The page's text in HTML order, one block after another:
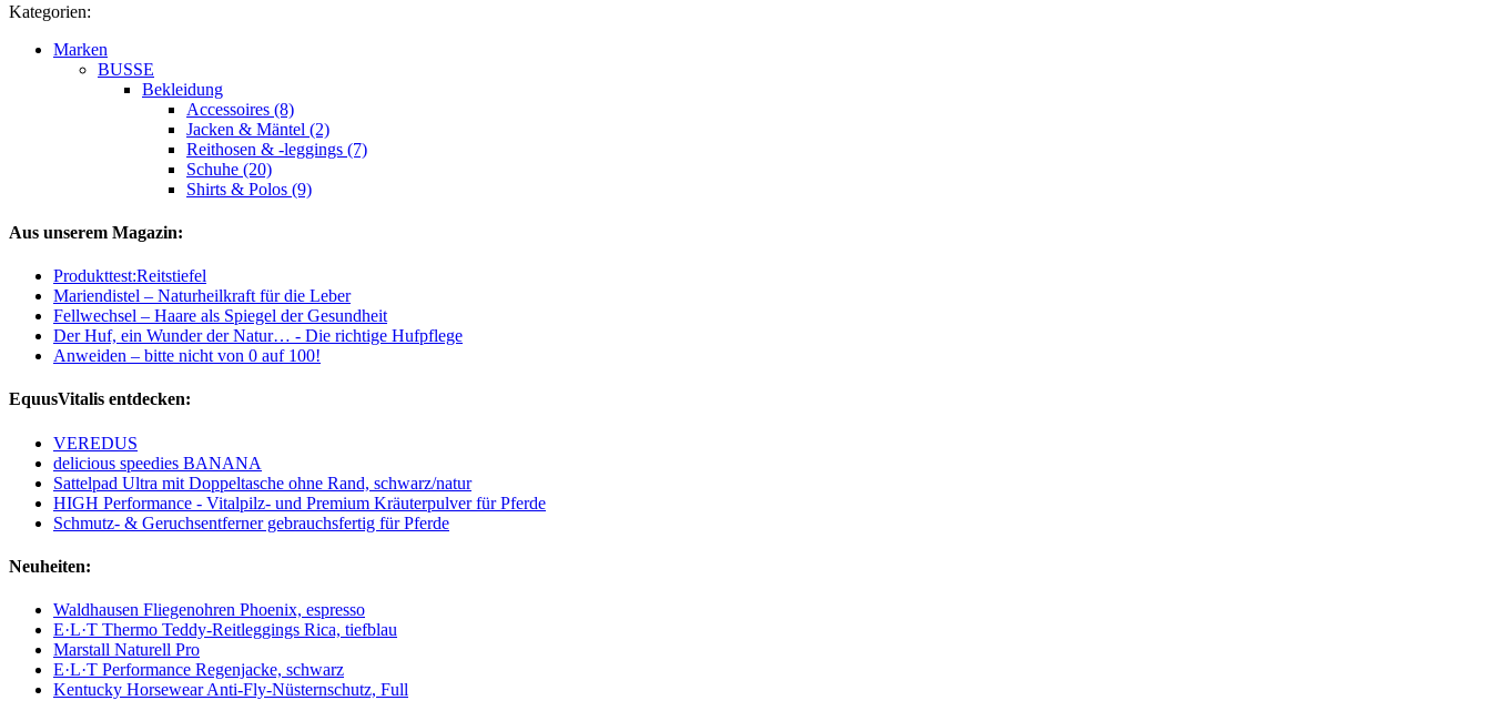
Kategorien:
Marken
BUSSE
Bekleidung
Accessoires (8)
Jacken & Mäntel (2)
Reithosen & -leggings (7)
Schuhe (20)
Shirts & Polos (9)
Aus unserem Magazin:
Produkttest:Reitstiefel
Mariendistel – Naturheilkraft für die Leber
Fellwechsel – Haare als Spiegel der Gesundheit
Der Huf, ein Wunder der Natur… - Die richtige Hufpflege
Anweiden – bitte nicht von 0 auf 100!
EquusVitalis entdecken:
VEREDUS
delicious speedies BANANA
Sattelpad Ultra mit Doppeltasche ohne Rand, schwarz/natur
HIGH Performance - Vitalpilz- und Premium Kräuterpulver für Pferde
Schmutz- & Geruchsentferner gebrauchsfertig für Pferde
Neuheiten:
Waldhausen Fliegenohren Phoenix, espresso
E·L·T Thermo Teddy-Reitleggings Rica, tiefblau
Marstall Naturell Pro
E·L·T Performance Regenjacke, schwarz
Kentucky Horsewear Anti-Fly-Nüsternschutz, Full